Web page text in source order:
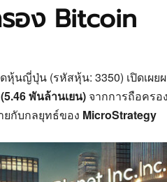
อง Bitcoin
นญี่ปุ่น (รหัสหุ้น: 3350) เปิดเผย
พันล้านเยน) จากการถือครอง
กับกลยุทธ์ของ MicroStrategy